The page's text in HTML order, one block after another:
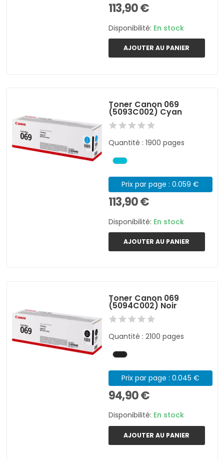
113,90 €
Disponibilité: En stock
AJOUTER AU PANIER
Toner Canon 069
(5093C002) Cyan
Quantité : 1900 pages
Prix par page : 0.059 €
113,90 €
Disponibilité: En stock
AJOUTER AU PANIER
Toner Canon 069
(5094C002) Noir
Quantité : 2100 pages
Prix par page : 0.045 €
94,90 €
Disponibilité: En stock
AJOUTER AU PANIER